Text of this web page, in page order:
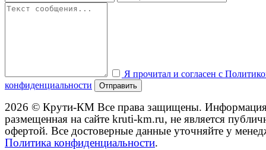
Я прочитал и согласен с
конфиденциальности
Отправить
2026 © Крути-КМ Все права защищены.
размещенная на сайте kruti-km.ru, не является
офертой. Все достоверные данные уточняйте у
Политика конфиденциальности.